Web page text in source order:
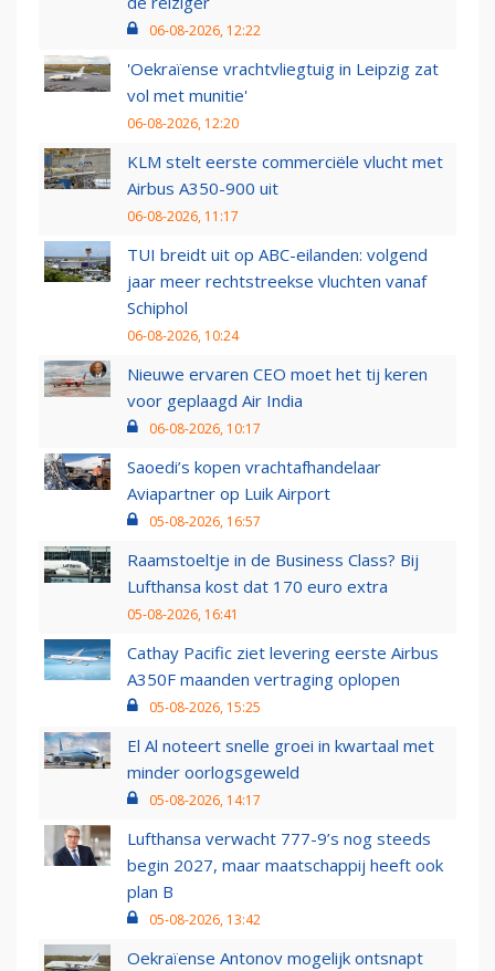
06-08-2026, 12:22
'Oekraïense vrachtvliegtuig in Leipzig zat
vol met munitie'
06-08-2026, 12:20
KLM stelt eerste commerciële vlucht met
Airbus A350-900 uit
06-08-2026, 11:17
TUI breidt uit op ABC-eilanden: volgend
jaar meer rechtstreekse vluchten vanaf
Schiphol
06-08-2026, 10:24
Nieuwe ervaren CEO moet het tij keren
voor geplaagd Air India
06-08-2026, 10:17
Saoedi’s kopen vrachtafhandelaar
Aviapartner op Luik Airport
05-08-2026, 16:57
Raamstoeltje in de Business Class? Bij
Lufthansa kost dat 170 euro extra
05-08-2026, 16:41
Cathay Pacific ziet levering eerste Airbus
A350F maanden vertraging oplopen
05-08-2026, 15:25
El Al noteert snelle groei in kwartaal met
minder oorlogsgeweld
05-08-2026, 14:17
Lufthansa verwacht 777-9’s nog steeds
begin 2027, maar maatschappij heeft ook
plan B
05-08-2026, 13:42
Oekraïense Antonov mogelijk ontsnapt